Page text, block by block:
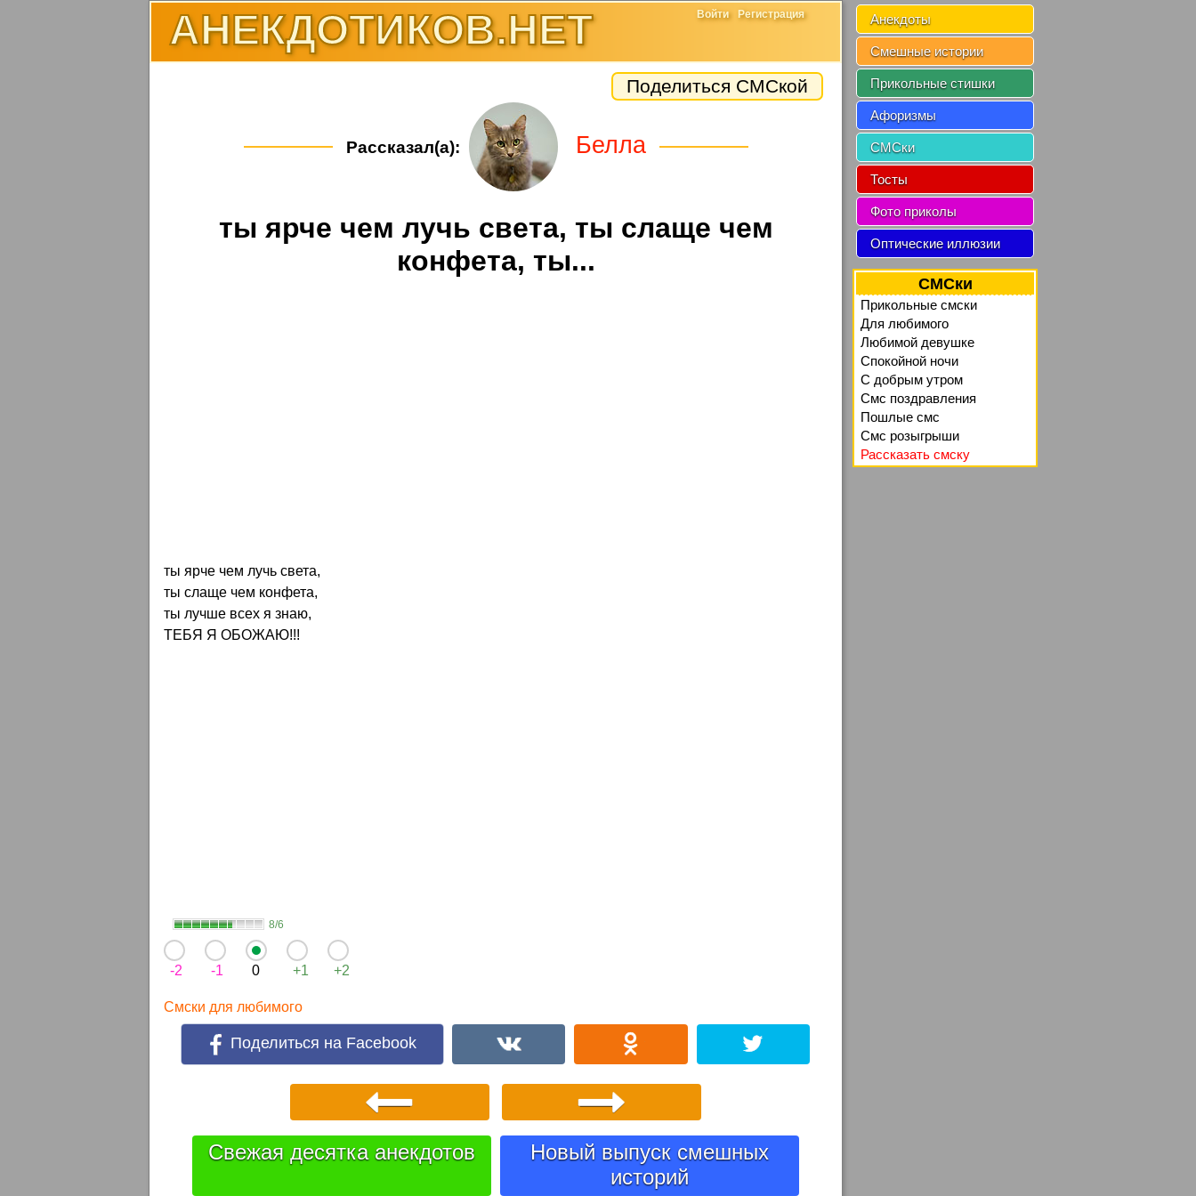
АНЕКДОТИКОВ.НЕТ Войти Регистрация
Поделиться СМСкой
Рассказал(а): Белла
ты ярче чем лучь света, ты слаще чем
конфета, ты...
ты ярче чем лучь света,
ты слаще чем конфета,
ты лучше всех я знаю,
ТЕБЯ Я ОБОЖАЮ!!!
8/6
-2 -1 0 +1 +2
Смски для любимого
Поделиться на Facebook
Свежая десятка анекдотов
Новый выпуск смешных
историй
Анекдоты
Смешные истории
Прикольные стишки
Афоризмы
СМСки
Тосты
Фото приколы
Оптические иллюзии
СМСки
Прикольные смски
Для любимого
Любимой девушке
Спокойной ночи
C добрым утром
Смс поздравления
Пошлые смс
Смс розыгрыши
Рассказать смску